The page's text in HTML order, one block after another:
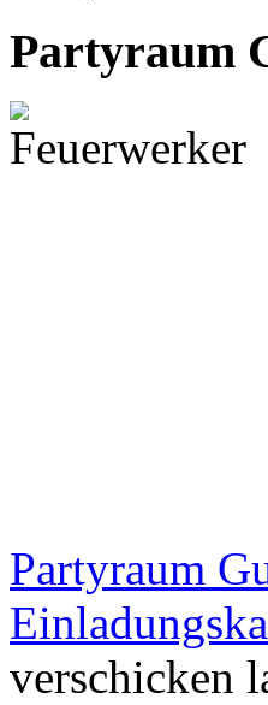
Partyraum
Partyraum
verschicken